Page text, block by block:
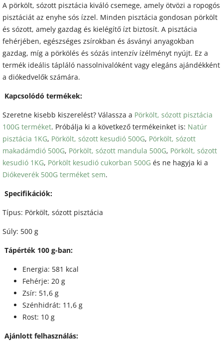
A pörkölt, sózott pisztácia kiváló csemege, amely ötvözi a ropogós
pisztáciát az enyhe sós ízzel. Minden pisztácia gondosan pörkölt
és sózott, amely gazdag és kielégítő ízt biztosít. A pisztácia
fehérjében, egészséges zsírokban és ásványi anyagokban
gazdag, míg a pörkölés és sózás intenzív ízélményt nyújt. Ez a
termék ideális tápláló nassolnivalóként vagy elegáns ajándékként
a diókedvelők számára.
Kapcsolódó termékek:
Szeretne kisebb kiszerelést? Válassza a Pörkölt, sózott pisztácia
100G terméket. Próbálja ki a következő termékeinket is: Natúr
pisztácia 1KG, Pörkölt, sózott kesudió 500G, Pörkölt, sózott
makadámdió 500G, Pörkölt, sózott mandula 500G, Pörkölt, sózott
kesudió 1KG, Pörkölt kesudió cukorban 500G és ne hagyja ki a
Diókeverék 500G terméket sem.
Specifikációk:
Típus: Pörkölt, sózott pisztácia
Súly: 500 g
Tápérték 100 g-ban:
Energia: 581 kcal
Fehérje: 20 g
Zsír: 51,6 g
Szénhidrát: 11,6 g
Rost: 10 g
Ajánlott felhasználás: